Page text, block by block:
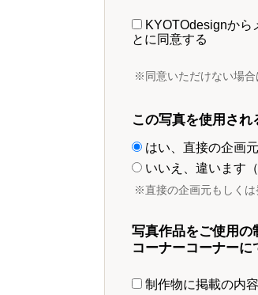
KYOTOdesignから
とに同意する
※同意いただけない場合
この写真を使用さ
はい、直接の企画
いいえ、違います
※直接の企画元もしくは
写真作品をご使用の
コーナーコーナーに
制作物に掲載の内